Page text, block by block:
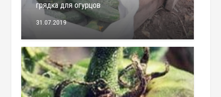
грядка для огурцов
31.07.2019